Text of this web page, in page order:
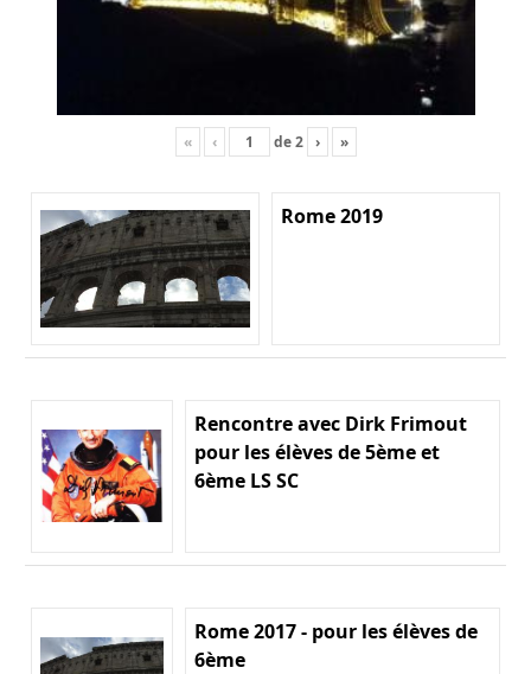
« ‹ de2 › »
Rome 2019
Rencontre avec Dirk Frimout
pour les élèves de 5ème et
6ème LS SC
Rome 2017 - pour les élèves de
6ème